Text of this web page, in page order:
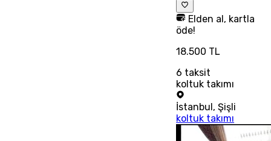
Elden al, kartla
öde!
18.500 TL
6 taksit
koltuk takımı
İstanbul,Şişli
koltuk takımı